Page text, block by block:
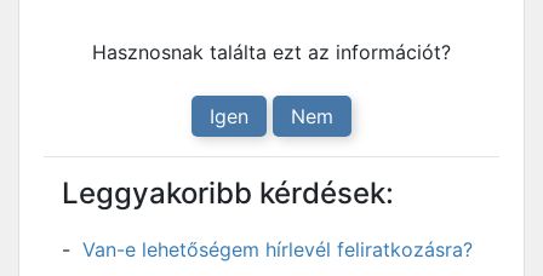
Hasznosnak találta ezt az információt?
Igen Nem
Leggyakoribb kérdések:
Van-e lehetőségem hírlevél feliratkozásra?